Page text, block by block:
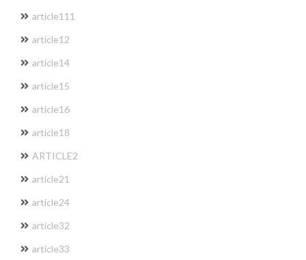
article111
article12
article14
article15
article16
article18
ARTICLE2
article21
article24
article32
article33